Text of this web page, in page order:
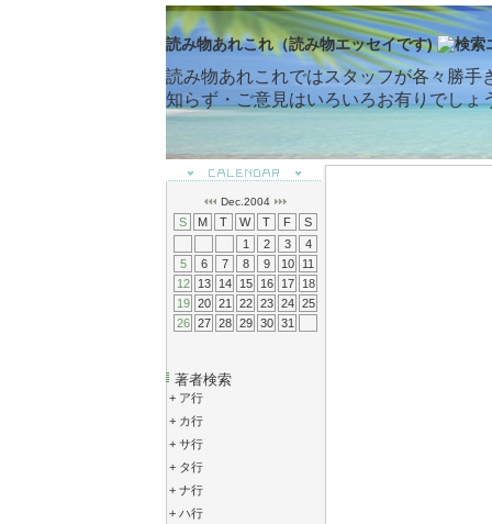
読み物あれこれ（読み物エッセイです)
読み物あれこれではスタッフが各々勝
知らず・ご意見はいろいろお有りでし
Dec.2004
S M T W T F
S
1
2 3
4
5
6 7 8 9 10
11
12
13 14 15 16 17
18
19
20 21 22 23 24
25
26
27 28 29 30 31
著者検索
+ ア行
+ カ行
+ サ行
+ タ行
+ ナ行
+ ハ行